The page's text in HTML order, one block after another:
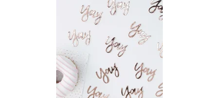
papierové konfety YAY ruzova zlate 14g v baleni